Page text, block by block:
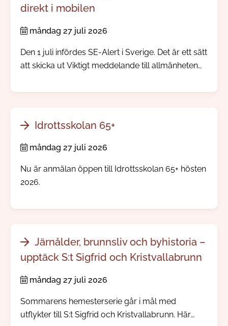
direkt i mobilen
måndag 27 juli 2026
Den 1 juli infördes SE-Alert i Sverige. Det är ett sätt
att skicka ut Viktigt meddelande till allmänheten
allvarligt händer. Ingen app eller registrering
Idrottsskolan 65+
måndag 27 juli 2026
Nu är anmälan öppen till Idrottsskolan 65+ hösten
2026.
Järnålder, brunnsliv och byhistoria –
upptäck S:t Sigfrid och Kristvallabrunn
måndag 27 juli 2026
Sommarens hemesterserie går i mål med
utflykter till S:t Sigfrid och Kristvallabrunn. Här